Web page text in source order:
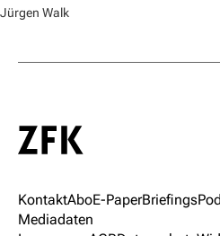
Jürgen Walk
KontaktAboE-PaperBriefings
Mediadaten